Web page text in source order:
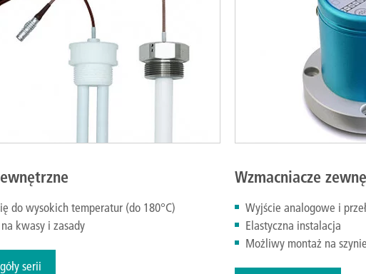
do wysokich temperatur (do 180°C)
kwasy i zasady​​​​​
serii
Wzmacniacze
Wyjście analogowe i
Elastyczna instalacja
Możliwy montaż na